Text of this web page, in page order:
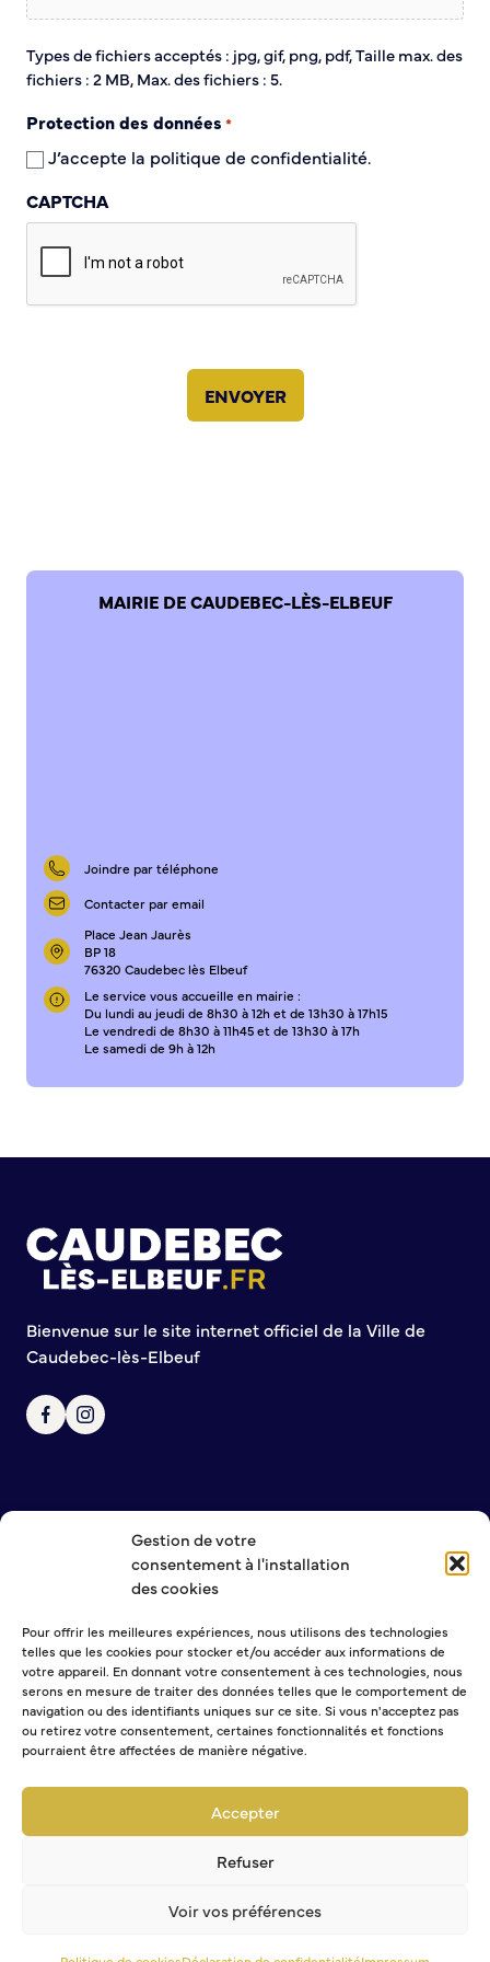
Gestion de votre
consentement à l'installation
des cookies
Pour offrir les meilleures expériences, nous utilisons des technologies
telles que les cookies pour stocker et/ou accéder aux informations de
votre appareil. En donnant votre consentement à ces technologies, nous
serons en mesure de traiter des données telles que le comportement de
navigation ou des identifiants uniques sur ce site. Si vous n'acceptez pas
ou retirez votre consentement, certaines fonctionnalités et fonctions
pourraient être affectées de manière négative.
Accepter
Refuser
Voir vos préférences
Types de fichiers acceptés : jpg, gif, png, pdf, Taille max. des
fichiers : 2 MB, Max. des fichiers : 5.
Protection des données *
J’accepte la politique de confidentialité.
CAPTCHA
MAIRIE DE CAUDEBEC-LÈS-ELBEUF
Joindre par téléphone
Contacter par email
Place Jean Jaurès
BP 18
76320 Caudebec lès Elbeuf
Le service vous accueille en mairie :
Du lundi au jeudi de 8h30 à 12h et de 13h30 à 17h15
Le vendredi de 8h30 à 11h45 et de 13h30 à 17h
Le samedi de 9h à 12h
Bienvenue sur le site internet officiel de la Ville de
Caudebec-lès-Elbeuf
NOUS CONTACTER
MENTIONS LÉGALES
POLITIQUE DE CONFIDENTIALITÉ
NEWSLETTER
Abonnement Agenda
Annuaire des associations
Mise à jour de l’annuaire des associations
S’engager auprès d’une association
Annuaire des équipements de sport et de loisirs
Annuaire des clubs sportifs
Mise à jour de l’annuaire des clubs sportifs
Caudebec Rando
Champions de demain
International
PARTICIPER – IMAGINER DEMAIN
Conseil Municipal des Ados (CMA)
Conseil municipal des Sages